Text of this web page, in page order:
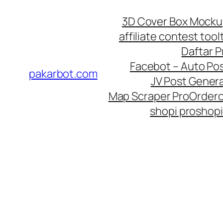
pakarbot.com
3D Cover Box
affiliate contest
Daftar
Facebot – Auto
JV Post
Map Scraper Pro
shopi pro